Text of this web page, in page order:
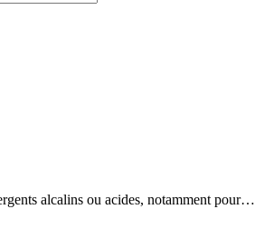
alcalins ou acides, notamment pour…